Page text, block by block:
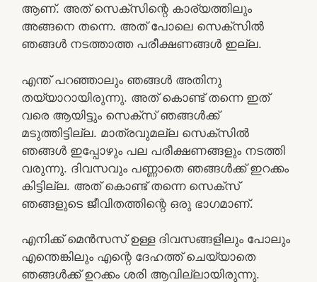
ആണ്. അത് സെക്സിന്റെ കാര്യത്തിലും
അങ്ങനെ തന്നെ. അത് പോലെ സെക്സില്‍
ഞങ്ങള്‍ നടത്താത്ത പരീക്ഷണങ്ങള്‍ ഇല്ല.
എന്ത് പറഞ്ഞാലും ഞങ്ങള്‍ അതിനു
തയ്യാറായിരുന്നു. അത് കൊണ്ട് തന്നെ ഇത്
വരെ ആയിട്ടും സെക്സ് ഞങ്ങള്‍ക്ക്
മടുത്തിട്ടില്ല. മാത്രവുമല്ല സെക്സില്‍
ഞങ്ങള്‍ ഇപ്പോഴും പല പരീക്ഷണങ്ങളും നടത്തി
വരുന്നു. ദിവസവും പണ്ണാതെ ഞങ്ങള്‍ക്ക് ഇറക്കം
കിട്ടില്ല. അത് കൊണ്ട് തന്നെ സെക്സ്
ഞങ്ങളുടെ ജീവിതത്തിന്റെ ഒരു ഭാഗമാണ്.
എനിക്ക് മെന്‍സസ് ഉള്ള ദിവസങ്ങളിലും പോലും
എന്തെങ്കിലും എന്റെ ദേഹത്ത് ചെയ്യാതെ
ഞങ്ങള്‍ക്ക് ഉറക്കം ശരി ആവില്ലായിരുന്നു.